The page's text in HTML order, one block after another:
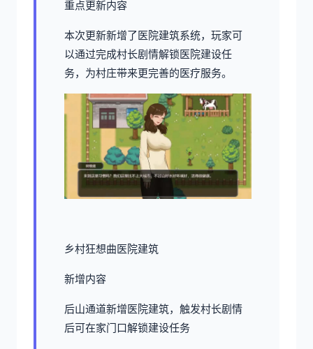
重点更新内容
本次更新新增了医院建筑系统，玩家可
以通过完成村长剧情解锁医院建设任
务，为村庄带来更完善的医疗服务。
乡村狂想曲医院建筑
新增内容
后山通道新增医院建筑，触发村长剧情
后可在家门口解锁建设任务